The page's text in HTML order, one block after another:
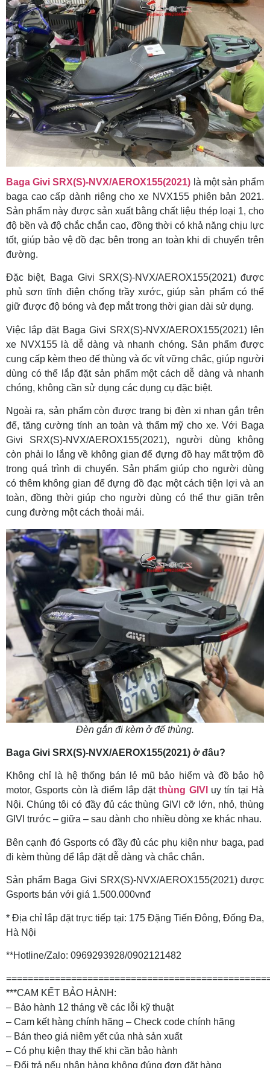
Baga Givi SRX(S)-NVX/AEROX155(2021) là một sản phẩm
baga cao cấp dành riêng cho xe NVX155 phiên bản 2021.
Sản phẩm này được sản xuất bằng chất liệu thép loại 1, cho
độ bền và độ chắc chắn cao, đồng thời có khả năng chịu lực
tốt, giúp bảo vệ đồ đạc bên trong an toàn khi di chuyển trên
đường.
Đặc biệt, Baga Givi SRX(S)-NVX/AEROX155(2021) được
phủ sơn tĩnh điện chống trầy xước, giúp sản phẩm có thể
giữ được độ bóng và đẹp mắt trong thời gian dài sử dụng.
Việc lắp đặt Baga Givi SRX(S)-NVX/AEROX155(2021) lên
xe NVX155 là dễ dàng và nhanh chóng. Sản phẩm được
cung cấp kèm theo đế thùng và ốc vít vững chắc, giúp người
dùng có thể lắp đặt sản phẩm một cách dễ dàng và nhanh
chóng, không cần sử dụng các dụng cụ đặc biệt.
Ngoài ra, sản phẩm còn được trang bị đèn xi nhan gắn trên
đế, tăng cường tính an toàn và thẩm mỹ cho xe. Với Baga
Givi SRX(S)-NVX/AEROX155(2021), người dùng không
còn phải lo lắng về không gian để đựng đồ hay mất trộm đồ
trong quá trình di chuyển. Sản phẩm giúp cho người dùng
có thêm không gian để đựng đồ đạc một cách tiện lợi và an
toàn, đồng thời giúp cho người dùng có thể thư giãn trên
cung đường một cách thoải mái.
Đèn gắn đi kèm ở đế thùng.
Baga Givi SRX(S)-NVX/AEROX155(2021) ở đâu?
Không chỉ là hệ thống bán lẻ mũ bảo hiểm và đồ bảo hộ
motor, Gsports còn là điểm lắp đặtthùng GIVI uy tín tại Hà
Nội. Chúng tôi có đầy đủ các thùng GIVI cỡ lớn, nhỏ, thùng
GIVI trước – giữa – sau dành cho nhiều dòng xe khác nhau.
Bên cạnh đó Gsports có đầy đủ các phụ kiện như baga, pad
đi kèm thùng để lắp đặt dễ dàng và chắc chắn.
Sản phẩm Baga Givi SRX(S)-NVX/AEROX155(2021) được
Gsports bán với giá 1.500.000vnđ
* Địa chỉ lắp đặt trực tiếp tại: 175 Đặng Tiến Đông, Đống Đa,
Hà Nội
**Hotline/Zalo: 0969293928/0902121482
***CAM KẾT BẢO HÀNH:
– Bảo hành 12 tháng về các lỗi kỹ thuật
– Cam kết hàng chính hãng – Check code chính hãng
– Bán theo giá niêm yết của nhà sản xuất
– Có phụ kiện thay thế khi cần bảo hành
– Đổi trả nếu nhận hàng không đúng đơn đặt hàng